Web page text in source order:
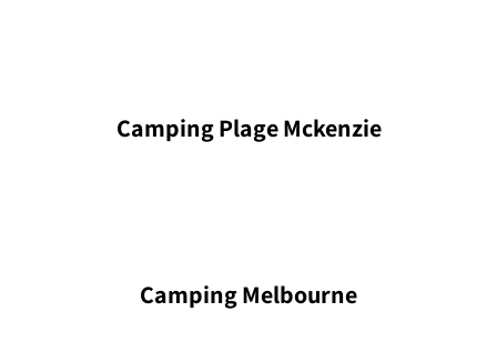
Camping Plage Mckenzie
Camping Melbourne